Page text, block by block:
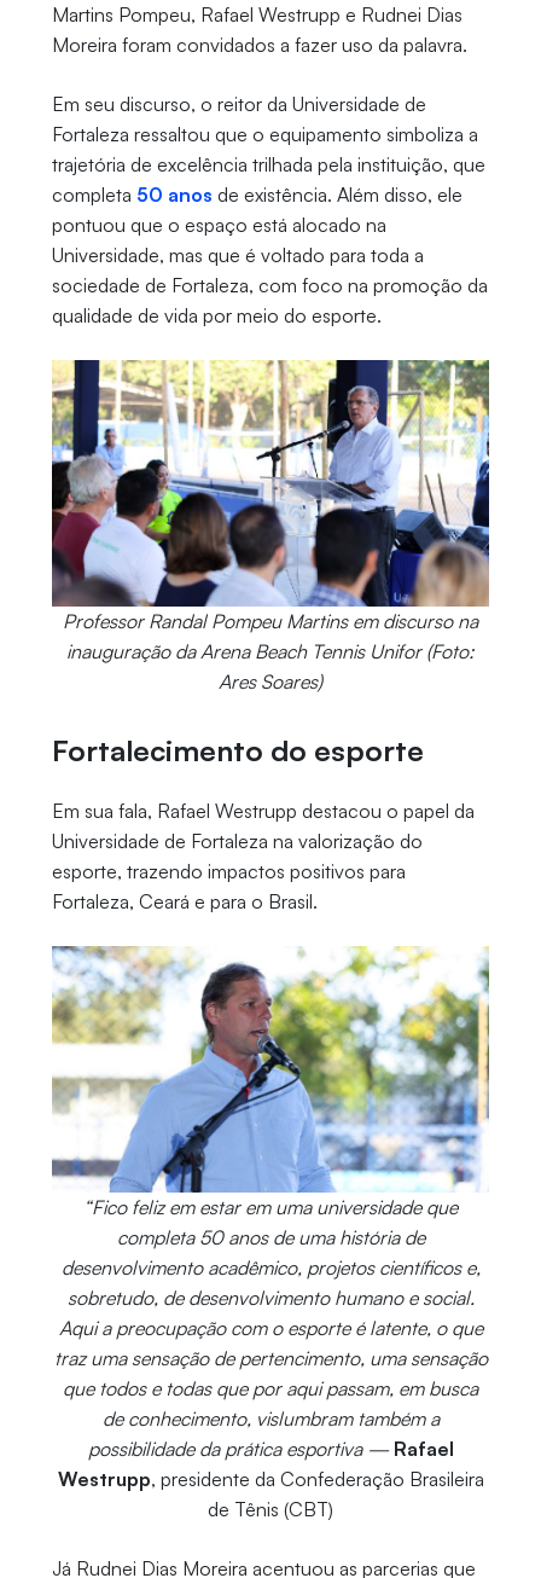
Martins Pompeu, Rafael Westrupp e Rudnei Dias
Moreira foram convidados a fazer uso da palavra.
Em seu discurso, o reitor da Universidade de
Fortaleza ressaltou que o equipamento simboliza a
trajetória de excelência trilhada pela instituição, que
completa 50 anos de existência. Além disso, ele
pontuou que o espaço está alocado na
Universidade, mas que é voltado para toda a
sociedade de Fortaleza, com foco na promoção da
qualidade de vida por meio do esporte.
Professor Randal Pompeu Martins em discurso na
inauguração da Arena Beach Tennis Unifor (Foto:
Ares Soares)
Fortalecimento do esporte
Em sua fala, Rafael Westrupp destacou o papel da
Universidade de Fortaleza na valorização do
esporte, trazendo impactos positivos para
Fortaleza, Ceará e para o Brasil.
“Fico feliz em estar em uma universidade que
completa 50 anos de uma história de
desenvolvimento acadêmico, projetos científicos e,
sobretudo, de desenvolvimento humano e social.
Aqui a preocupação com o esporte é latente, o que
traz uma sensação de pertencimento, uma sensação
que todos e todas que por aqui passam, em busca
de conhecimento, vislumbram também a
possibilidade da prática esportiva — Rafael
Westrupp, presidente da Confederação Brasileira
de Tênis (CBT)
Já Rudnei Dias Moreira acentuou as parcerias que